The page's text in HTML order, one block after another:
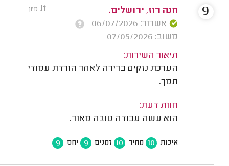
מיון
חנה רוז, ירושלים.
אשרור: 06/07/2026
משוב: 07/05/2026
תיאור השירות:
הערכת נזקים בדירה לאחר הורדת עמודי
תמך.
חוות דעת:
הוא עשה עבודה טובה מאוד.
איכות 10 מחיר 10 זמנים 9 יחס 9
9